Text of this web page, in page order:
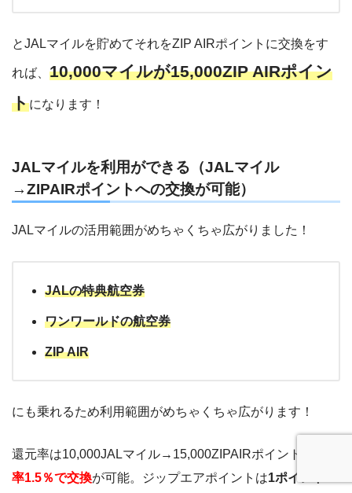
とJALマイルを貯めてそれをZIP AIRポイントに交換をす
れば、 10,000マイルが15,000ZIP AIRポイン
トになります！
JALマイルを利用ができる（JALマイル
→ZIPAIRポイントへの交換が可能）
JALマイルの活用範囲がめちゃくちゃ広がりました！
JALの特典航空券
ワンワールドの航空券
ZIP AIR
にも乗れるため利用範囲がめちゃくちゃ広がります！
還元率は10,000JALマイル→15,000ZIPAIRポイントと
率1.5％で交換が可能。ジップエアポイントは1ポイント＝